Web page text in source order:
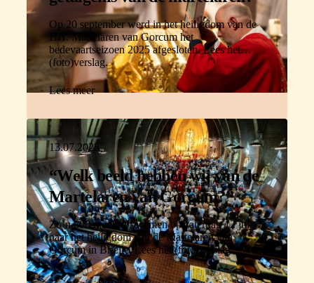
Op 20 september werd in het heiligdom van de
HH. Martelaren van Gorcum het
bedevaartseizoen 2025 afgesloten. Lees het
(foto)verslag.
Lees meer
13.07.2025
“Welk beeld hebben wij van de
Martelaren van Gorcum?”
Zo’n 800 mensen kwamen op zaterdag 12 juli
naar het heiligdom van de Martelaren van
Gorcum in Brielle. Lees het (foto)verslag.